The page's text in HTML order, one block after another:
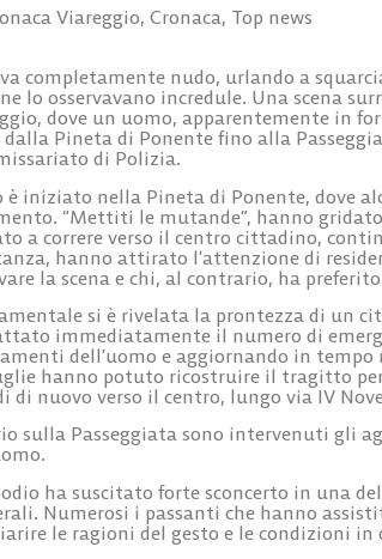
Viareggio, Cronaca, Top news
completamente nudo, urlando a
lo osservavano incredule. Una scena
dove un uomo, apparentemente in
Pineta di Ponente fino alla
di Polizia.
è iniziato nella Pineta di Ponente, dove
“Mettiti le mutande”, hanno
a correre verso il centro cittadino,
hanno attirato l’attenzione di
la scena e chi, al contrario, ha
si è rivelata la prontezza di un
immediatamente il numero di
dell’uomo e aggiornando in
hanno potuto ricostruire il tragitto
di nuovo verso il centro, lungo via IV
sulla Passeggiata sono intervenuti gli
ha suscitato forte sconcerto in una
Numerosi i passanti che hanno
le ragioni del gesto e le condizioni in